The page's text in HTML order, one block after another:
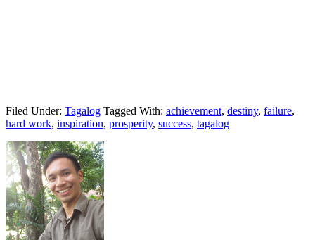
Filed Under: Tagalog Tagged With: achievement, destiny, failure,
hard work, inspiration, prosperity, success, tagalog